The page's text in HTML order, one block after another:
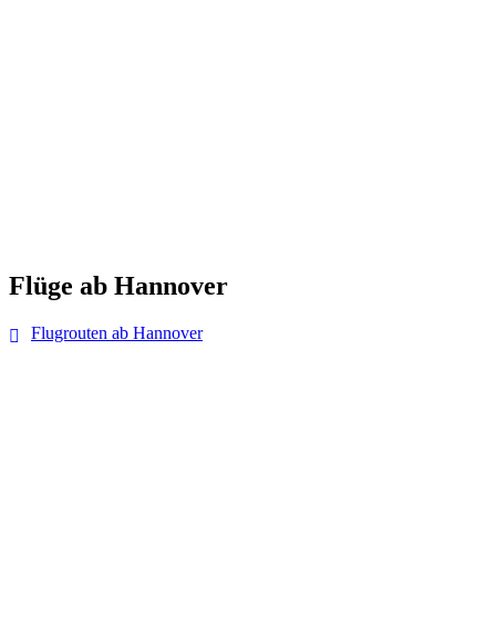
Flüge ab Hannover
Flugrouten ab Hannover